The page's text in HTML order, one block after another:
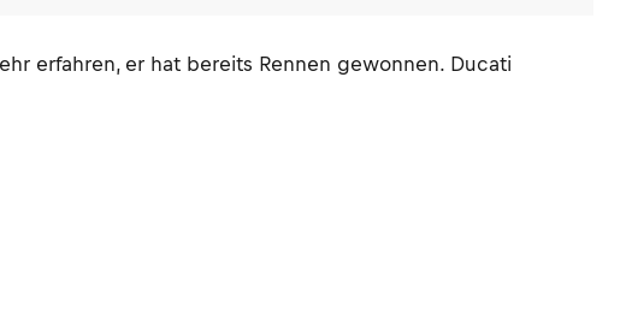
erfahren, er hat bereits Rennen gewonnen. Ducati